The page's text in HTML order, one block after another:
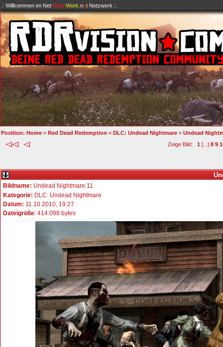
.: Willkommen im NetVisionWork .netNetzwerk :.
Position: Home » Red Dead Redemption » DLC: Undead Nightmare » Undead
Zeige Bild: 1[...] 8 9
Bildname: Undead Nightmare 11
Kategorie: DLC: Undead Nightmare
Datum: 11.10.2010, 19:27
Dateigröße: 414.098 bytes